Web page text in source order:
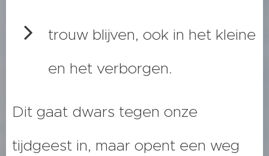
trouw blijven, ook in het kleine
en het verborgen.
Dit gaat dwars tegen onze
tijdgeest in, maar opent een weg